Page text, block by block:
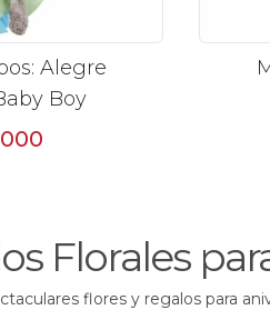
Alegre
Boy
Florales
flores y regalos para